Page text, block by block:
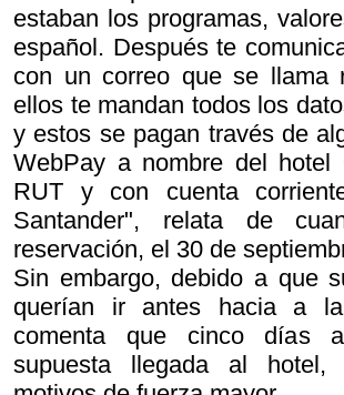
estaban los programas,
español. Después te
con un correo que se llama
ellos te mandan todos los
y estos se pagan través de
WebPay a nombre del hotel
RUT y con cuenta
Santander", relata de
reservación, el 30 de
Sin embargo, debido a que
querían ir antes hacia a
comenta que cinco días
supuesta llegada al hotel,